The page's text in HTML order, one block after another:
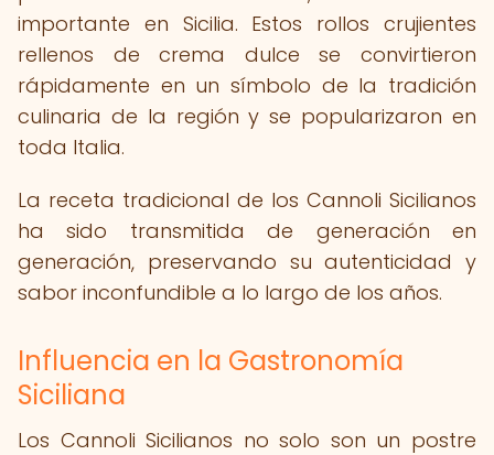
importante en Sicilia. Estos rollos crujientes
rellenos de crema dulce se convirtieron
rápidamente en un símbolo de la tradición
culinaria de la región y se popularizaron en
toda Italia.
La receta tradicional de los Cannoli Sicilianos
ha sido transmitida de generación en
generación, preservando su autenticidad y
sabor inconfundible a lo largo de los años.
Influencia en la Gastronomía
Siciliana
Los Cannoli Sicilianos no solo son un postre